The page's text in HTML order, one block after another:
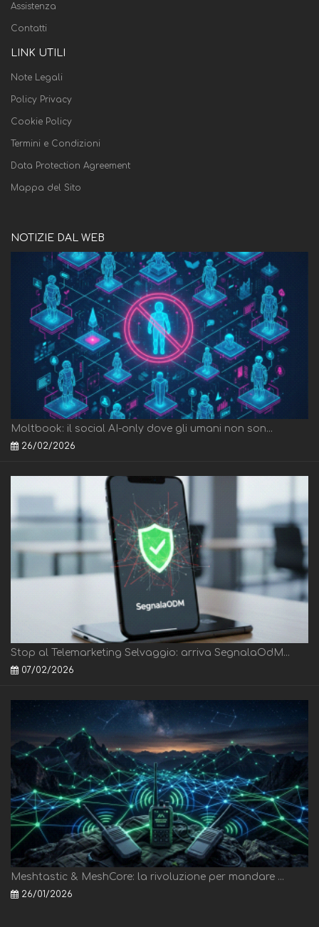
Assistenza
Contatti
LINK UTILI
Note Legali
Policy Privacy
Cookie Policy
Termini e Condizioni
Data Protection Agreement
Mappa del Sito
NOTIZIE DAL WEB
Moltbook: il social AI-only dove gli umani non son...
26/02/2026
Stop al Telemarketing Selvaggio: arriva SegnalaOdM...
07/02/2026
Meshtastic & MeshCore: la rivoluzione per mandare ...
26/01/2026